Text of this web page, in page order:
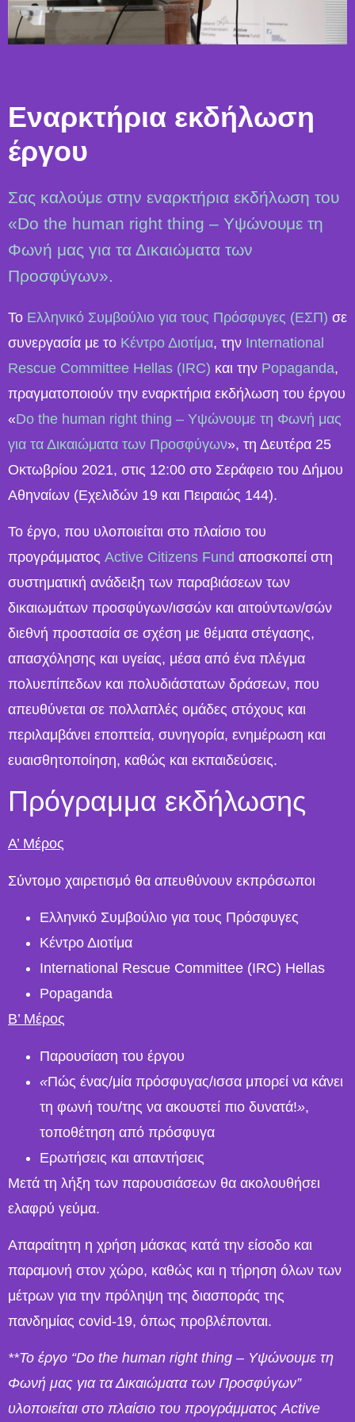
Eναρκτήρια εκδήλωση
έργου
Σας καλούμε στην εναρκτήρια εκδήλωση του
«Do the human right thing – Υψώνουμε τη
Φωνή μας για τα Δικαιώματα των
Προσφύγων».
Το Ελληνικό Συμβούλιο για τους Πρόσφυγες (ΕΣΠ) σε
συνεργασία με το Κέντρο Διοτίμα, την International
Rescue Committee Hellas (IRC) και την Popaganda,
πραγματοποιούν την εναρκτήρια εκδήλωση του έργου
«Do the human right thing – Υψώνουμε τη Φωνή μας
για τα Δικαιώματα των Προσφύγων», τη Δευτέρα 25
Οκτωβρίου 2021, στις 12:00 στο Σεράφειο του Δήμου
Αθηναίων (Εχελιδών 19 και Πειραιώς 144).
Το έργο, που υλοποιείται στο πλαίσιο του
προγράμματος Active Citizens Fund αποσκοπεί στη
συστηματική ανάδειξη των παραβιάσεων των
δικαιωμάτων προσφύγων/ισσών και αιτούντων/σών
διεθνή προστασία σε σχέση με θέματα στέγασης,
απασχόλησης και υγείας, μέσα από ένα πλέγμα
πολυεπίπεδων και πολυδιάστατων δράσεων, που
απευθύνεται σε πολλαπλές ομάδες στόχους και
περιλαμβάνει εποπτεία, συνηγορία, ενημέρωση και
ευαισθητοποίηση, καθώς και εκπαιδεύσεις.
Πρόγραμμα εκδήλωσης
Α’ Μέρος
Σύντομο χαιρετισμό θα απευθύνουν εκπρόσωποι
Ελληνικό Συμβούλιο για τους Πρόσφυγες
Κέντρο Διοτίμα
International Rescue Committee (IRC) Hellas
Popaganda
Β’ Μέρος
Παρουσίαση του έργου
«Πώς ένας/μία πρόσφυγας/ισσα μπορεί να κάνει
τη φωνή του/της να ακουστεί πιο δυνατά!»,
τοποθέτηση από πρόσφυγα
Ερωτήσεις και απαντήσεις
Μετά τη λήξη των παρουσιάσεων θα ακολουθήσει
ελαφρύ γεύμα.
Απαραίτητη η χρήση μάσκας κατά την είσοδο και
παραμονή στον χώρο, καθώς και η τήρηση όλων των
μέτρων για την πρόληψη της διασποράς της
πανδημίας covid-19, όπως προβλέπονται.
**Το έργο “Do the human right thing – Υψώνουμε τη
Φωνή μας για τα Δικαιώματα των Προσφύγων”
υλοποιείται στο πλαίσιο του προγράμματος Active